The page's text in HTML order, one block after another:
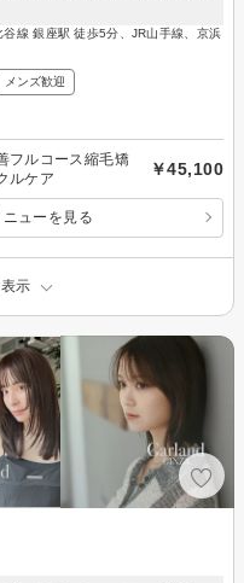
線 銀座駅 徒歩5分、JR山手線、京浜
メンズ歓迎
フルコース縮毛矯
ルケア
￥45,100
ューを見る
示